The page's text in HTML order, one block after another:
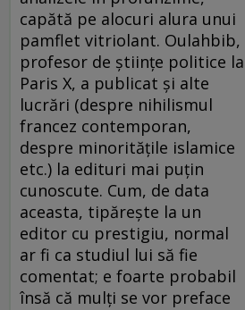
capătă pe alocuri alura unui
pamflet vitriolant. Oulahbib,
profesor de ştiinţe politice la
Paris X, a publicat şi alte
lucrări (despre nihilismul
francez contemporan,
despre minorităţile islamice
etc.) la edituri mai puţin
cunoscute. Cum, de data
aceasta, tipăreşte la un
editor cu prestigiu, normal
ar fi ca studiul lui să fie
comentat; e foarte probabil
însă că mulţi se vor preface